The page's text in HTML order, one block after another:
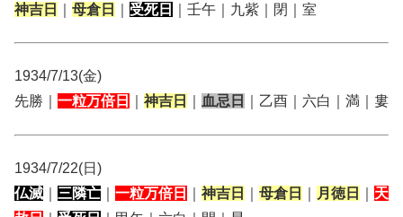
神吉日
母倉日 受死日 ｜壬午｜九紫｜閉｜室
1934/7/13(金)
先勝｜ 一粒万倍日 神吉日 血忌日 ｜乙酉｜六白｜満｜婁
1934/7/22(日)
仏滅
三隣亡 一粒万倍日 神吉日 母倉日 月徳日
天